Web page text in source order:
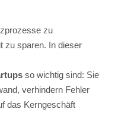
zu
zu sparen. In dieser
so wichtig sind: Sie
verhindern Fehler
das Kerngeschäft